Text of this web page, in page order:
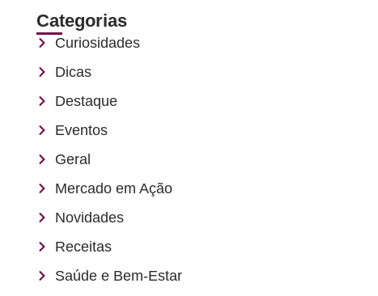
Categorias
Curiosidades
Dicas
Destaque
Eventos
Geral
Mercado em Ação
Novidades
Receitas
Saúde e Bem-Estar